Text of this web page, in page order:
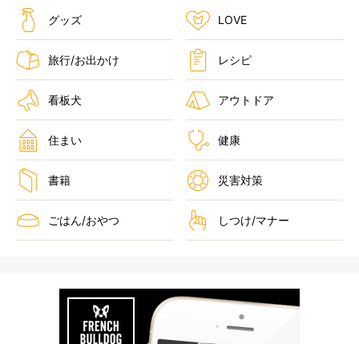
グッズ LOVE
旅行/お出かけ レシピ
看板犬 アウトドア
住まい 健康
書籍 災害対策
ごはん/おやつ しつけ/マナー